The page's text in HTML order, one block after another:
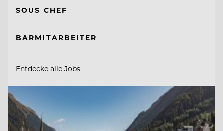
SOUS CHEF
BARMITARBEITER
Entdecke alle Jobs